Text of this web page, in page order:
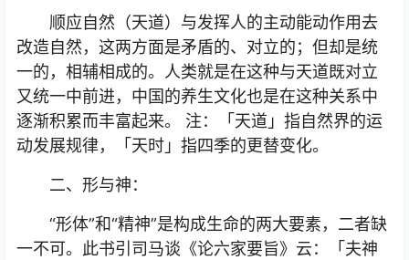
顺应自然（天道）与发挥人的主动能动作用去
改造自然，这两方面是矛盾的、对立的；但却是统
一的，相辅相成的。人类就是在这种与天道既对立
又统一中前进，中国的养生文化也是在这种关系中
逐渐积累而丰富起来。 注：「天道」指自然界的运
动发展规律，「天时」指四季的更替变化。
二、形与神：
“形体”和“精神”是构成生命的两大要素，二者缺
一不可。此书引司马谈《论六家要旨》云：「夫神